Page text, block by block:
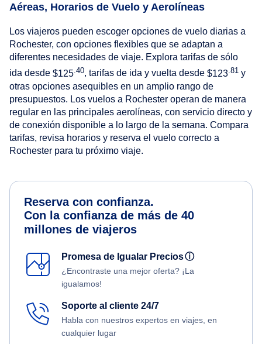
Aéreas, Horarios de Vuelo y Aerolíneas
Los viajeros pueden escoger opciones de vuelo diarias a
Rochester, con opciones flexibles que se adaptan a
diferentes necesidades de viaje. Explora tarifas de sólo
ida desde $125 .40, tarifas de ida y vuelta desde $123 .81 y
otras opciones asequibles en un amplio rango de
presupuestos. Los vuelos a Rochester operan de manera
regular en las principales aerolíneas, con servicio directo y
de conexión disponible a lo largo de la semana. Compara
tarifas, revisa horarios y reserva el vuelo correcto a
Rochester para tu próximo viaje.
Reserva con confianza.
Con la confianza de más de 40
millones de viajeros
Promesa de Igualar Preciosⓘ
¿Encontraste una mejor oferta? ¡La
igualamos!
Soporte al cliente 24/7
Habla con nuestros expertos en viajes, en
cualquier lugar